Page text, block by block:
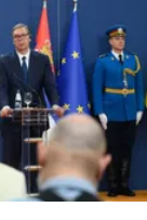
за фінансову
Держдепі